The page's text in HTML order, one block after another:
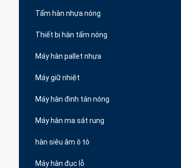
Tấm hàn nhựa nóng
Thiết bị hàn tấm nóng
Máy hàn pallet nhựa
Máy giữ nhiệt
Máy hàn đinh tán nóng
Máy hàn ma sát rung
hàn siêu âm ô tô
Máy hàn đục lỗ